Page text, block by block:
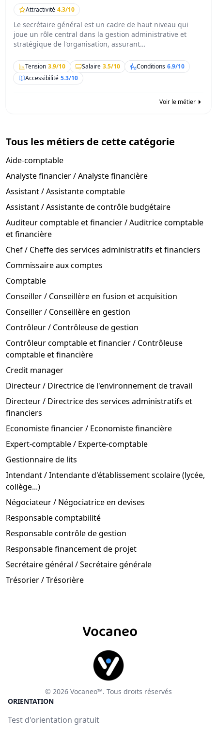
Attractivité 4.3/10
Le secrétaire général est un cadre de haut niveau qui
joue un rôle central dans la gestion administrative et
stratégique de l'organisation, assurant…
Tension 3.9/10 Salaire 3.5/10 Conditions 6.9/10
Accessibilité 5.3/10
Voir le métier
Tous les métiers de cette catégorie
Aide-comptable
Analyste financier / Analyste financière
Assistant / Assistante comptable
Assistant / Assistante de contrôle budgétaire
Auditeur comptable et financier / Auditrice comptable
et financière
Chef / Cheffe des services administratifs et financiers
Commissaire aux comptes
Comptable
Conseiller / Conseillère en fusion et acquisition
Conseiller / Conseillère en gestion
Contrôleur / Contrôleuse de gestion
Contrôleur comptable et financier / Contrôleuse
comptable et financière
Credit manager
Directeur / Directrice de l'environnement de travail
Directeur / Directrice des services administratifs et
financiers
Economiste financier / Economiste financière
Expert-comptable / Experte-comptable
Gestionnaire de lits
Intendant / Intendante d'établissement scolaire (lycée,
collège...)
Négociateur / Négociatrice en devises
Responsable comptabilité
Responsable contrôle de gestion
Responsable financement de projet
Secrétaire général / Secrétaire générale
Trésorier / Trésorière
Vocaneo
© 2026 Vocaneo™. Tous droits réservés
ORIENTATION
Test d'orientation gratuit